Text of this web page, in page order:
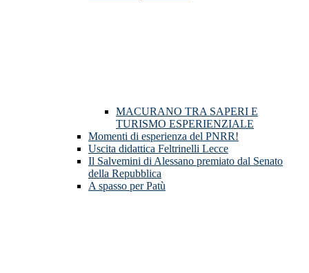
MACURANO TRA SAPERI E
TURISMO ESPERIENZIALE
Momenti di esperienza del PNRR!
Uscita didattica Feltrinelli Lecce
Il Salvemini di Alessano premiato dal Senato
della Repubblica
A spasso per Patù